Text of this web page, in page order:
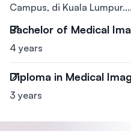
Campus, di Kuala Lumpur....
Bachelor of Medical
4 years
Diploma in Medical
3 years